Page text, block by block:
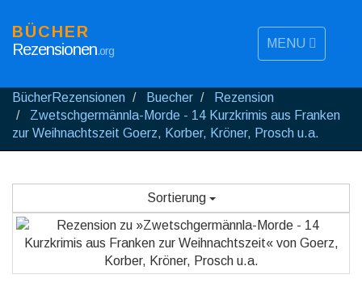
MENU
BÜCHER
Rezensionen.org
BücherRezensionen Buecher
Rezension
Zwetschgermännla-Morde - 14 Kurzkrimis aus Franken
zur Weihnachtszeit Goerz, Korber, Kröner, Prosch u.a.
Sortierung